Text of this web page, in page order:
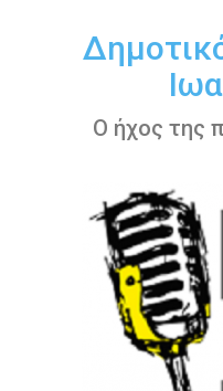
περιεχόμενο
Ο ήχος της